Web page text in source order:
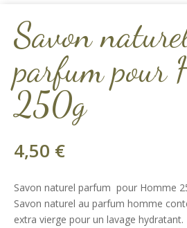
Savon
parfum pour
250g
4,50 €
Savon naturel parfum pour Homme
Savon naturel au parfum homme
extra vierge pour un lavage